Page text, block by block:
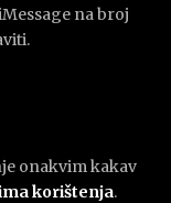
na broj
onakvim kakav
korištenja.